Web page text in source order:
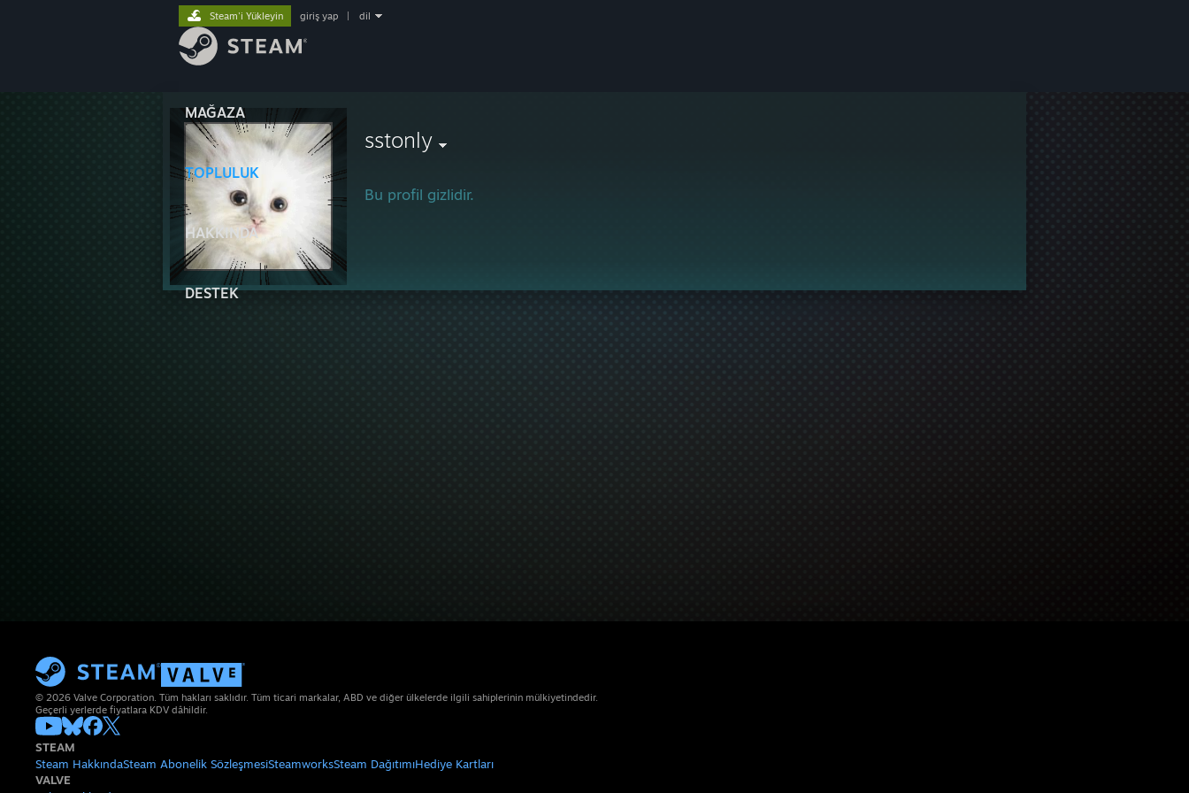
MAĞAZA
TOPLULUK
HAKKINDA
DESTEK
Steam'i Yükleyin giriş yap dil
sstonly
Bu profil gizlidir.
© 2026 Valve Corporation. Tüm hakları saklıdır. Tüm ticari markalar, ABD ve diğer ülkelerde ilgili sahiplerinin mülkiyetindedir.
Geçerli yerlerde fiyatlara KDV dâhildir.
STEAM
Steam HakkındaSteam Abonelik SözleşmesiSteamworksSteam DağıtımıHediye Kartları
VALVE